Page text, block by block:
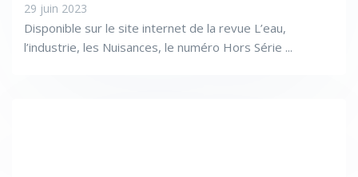
29 juin 2023
Disponible sur le site internet de la revue L’eau,
l’industrie, les Nuisances, le numéro Hors Série ...